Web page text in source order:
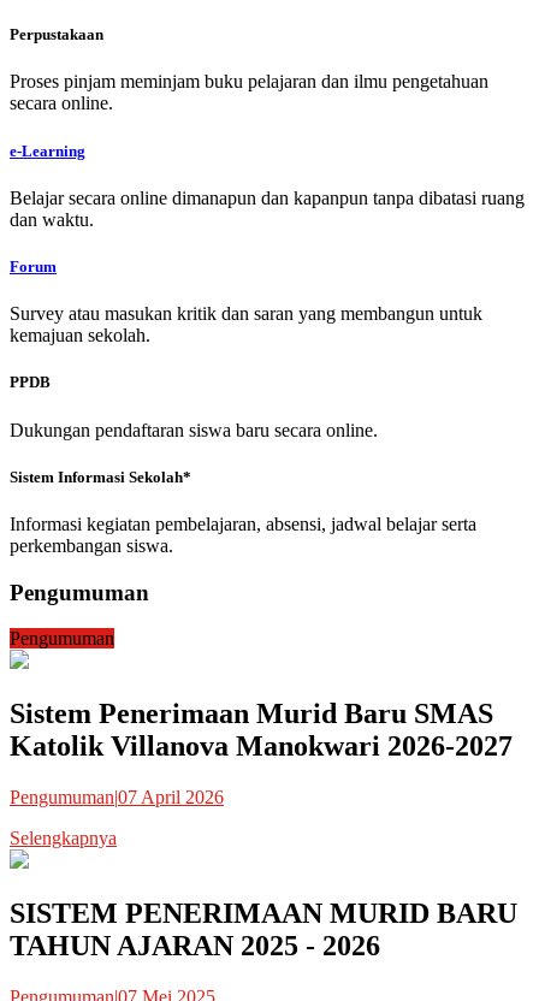
Perpustakaan
Proses pinjam meminjam buku pelajaran dan ilmu pengetahuan
secara online.
e-Learning
Belajar secara online dimanapun dan kapanpun tanpa dibatasi ruang
dan waktu.
Forum
Survey atau masukan kritik dan saran yang membangun untuk
kemajuan sekolah.
PPDB
Dukungan pendaftaran siswa baru secara online.
Sistem Informasi Sekolah*
Informasi kegiatan pembelajaran, absensi, jadwal belajar serta
perkembangan siswa.
Pengumuman
Pengumuman
Sistem Penerimaan Murid Baru SMAS
Katolik Villanova Manokwari 2026-2027
Pengumuman|07 April 2026
Selengkapnya
SISTEM PENERIMAAN MURID BARU
TAHUN AJARAN 2025 - 2026
Pengumuman|07 Mei 2025